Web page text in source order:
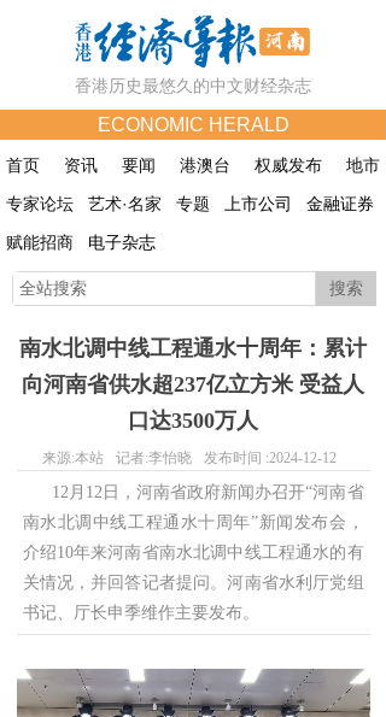
首页 资讯 要闻 港澳台 权威发布
地市
专家论坛
艺术·名家 专题 上市公司
金融证券
赋能招商
电子杂志
ECONOMIC HERALD
香港历史最悠久的中文财经杂志
搜索
南水北调中线工程通水十周年：累计
向河南省供水超237亿立方米 受益人
口达3500万人
来源:本站 记者:李怡晓 发布时间 :2024-12-12
12月12日，河南省政府新闻办召开“河南省
南水北调中线工程通水十周年”新闻发布会，
介绍10年来河南省南水北调中线工程通水的有
关情况，并回答记者提问。河南省水利厅党组
书记、厅长申季维作主要发布。